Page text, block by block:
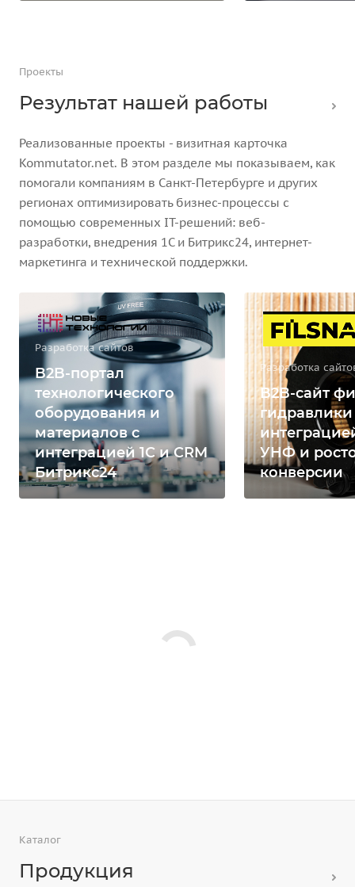
Проекты
Результат нашей работы
Реализованные проекты - визитная карточка
Kommutator.net. В этом разделе мы показываем, как
помогали компаниям в Санкт-Петербурге и других
регионах оптимизировать бизнес-процессы с
помощью современных IT-решений: веб-
разработки, внедрения 1С и Битрикс24, интернет-
маркетинга и технической поддержки.
Разработка сайтов
B2B-портал
технологического
оборудования и
материалов с
интеграцией 1С и CRM
Битрикс24
Разработка
B2B-сайт
гидравлики
УНФ и
конверсии
Каталог
Продукция